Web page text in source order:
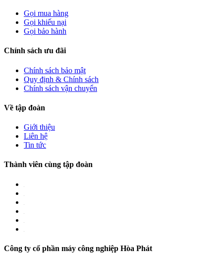
Gọi mua hàng
Gọi khiếu nại
Gọi bảo hành
Chính sách ưu đãi
Chính sách bảo mật
Quy định & Chính sách
Chính sách vận chuyển
Về tập đoàn
Giới thiệu
Liên hệ
Tin tức
Thành viên cùng tập đoàn
Công ty cổ phần máy công nghiệp Hòa Phát